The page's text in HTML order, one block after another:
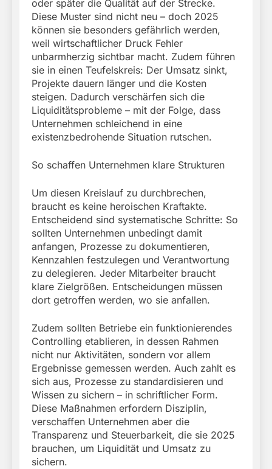
oder später die Qualität auf der Strecke.
Diese Muster sind nicht neu – doch 2025
können sie besonders gefährlich werden,
weil wirtschaftlicher Druck Fehler
unbarmherzig sichtbar macht. Zudem führen
sie in einen Teufelskreis: Der Umsatz sinkt,
Projekte dauern länger und die Kosten
steigen. Dadurch verschärfen sich die
Liquiditätsprobleme – mit der Folge, dass
Unternehmen schleichend in eine
existenzbedrohende Situation rutschen.
So schaffen Unternehmen klare Strukturen
Um diesen Kreislauf zu durchbrechen,
braucht es keine heroischen Kraftakte.
Entscheidend sind systematische Schritte: So
sollten Unternehmen unbedingt damit
anfangen, Prozesse zu dokumentieren,
Kennzahlen festzulegen und Verantwortung
zu delegieren. Jeder Mitarbeiter braucht
klare Zielgrößen. Entscheidungen müssen
dort getroffen werden, wo sie anfallen.
Zudem sollten Betriebe ein funktionierendes
Controlling etablieren, in dessen Rahmen
nicht nur Aktivitäten, sondern vor allem
Ergebnisse gemessen werden. Auch zahlt es
sich aus, Prozesse zu standardisieren und
Wissen zu sichern – in schriftlicher Form.
Diese Maßnahmen erfordern Disziplin,
verschaffen Unternehmen aber die
Transparenz und Steuerbarkeit, die sie 2025
brauchen, um Liquidität und Umsatz zu
sichern.